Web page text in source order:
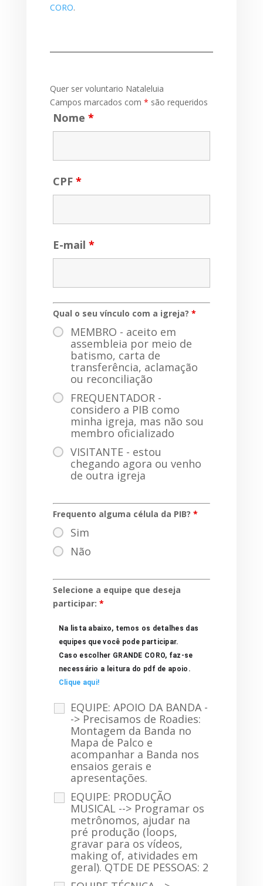
CORO.
Quer ser voluntario Nataleluia
Campos marcados com * são requeridos
Nome *
CPF *
E-mail *
Qual o seu vínculo com a igreja? *
MEMBRO - aceito em
assembleia por meio de
batismo, carta de
transferência, aclamação
ou reconciliação
FREQUENTADOR -
considero a PIB como
minha igreja, mas não sou
membro oficializado
VISITANTE - estou
chegando agora ou venho
de outra igreja
Frequento alguma célula da PIB? *
Sim
Não
Selecione a equipe que deseja
participar: *
EQUIPE: APOIO DA BANDA -
-> Precisamos de Roadies:
Montagem da Banda no
Mapa de Palco e
acompanhar a Banda nos
ensaios gerais e
apresentações.
EQUIPE: PRODUÇÃO
MUSICAL --> Programar os
metrônomos, ajudar na
pré produção (loops,
gravar para os vídeos,
making of, atividades em
geral). QTDE DE PESSOAS: 2
Na lista abaixo, temos os detalhes das
equipes que você pode participar.
Caso escolher GRANDE CORO, faz-se
Clique aqui!